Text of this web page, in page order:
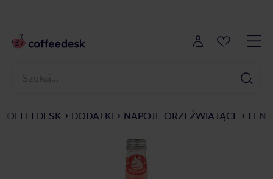
COFFEEDESK DODATKI NAPOJE ORZEŹWIAJĄCE